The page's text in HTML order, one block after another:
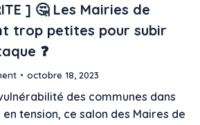
] 🤔 Les Mairies de
trop petites pour subir
❓
octobre 18, 2023
des communes dans
tension, ce salon des Maires de